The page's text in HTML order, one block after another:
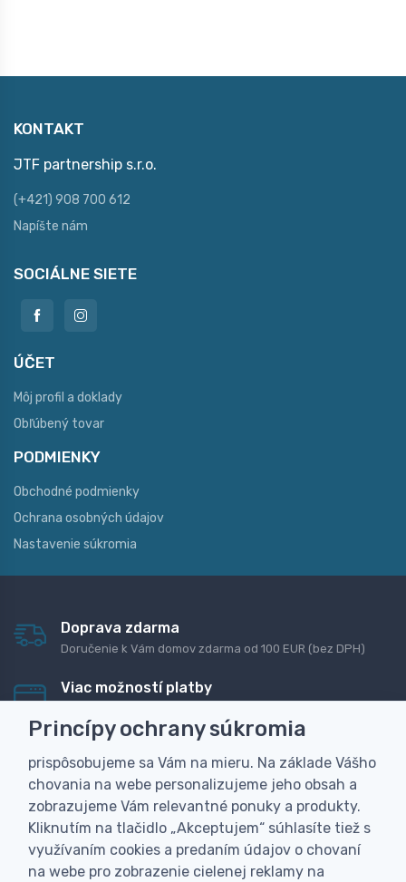
KONTAKT
JTF partnership s.r.o.
(+421) 908 700 612
Napíšte nám
SOCIÁLNE SIETE
ÚČET
Môj profil a doklady
Obľúbený tovar
PODMIENKY
Obchodné podmienky
Ochrana osobných údajov
Nastavenie súkromia
Doprava zdarma
Doručenie k Vám domov zdarma od 100 EUR (bez DPH)
Viac možností platby
dobierku
Personalizácia
Vyrobíme Vám vlastný originálny darček
Skúsenosť
Široký sortiment, z ktorého Vám pomôžeme vybrať
Princípy ochrany súkromia
prispôsobujeme sa Vám na mieru. Na základe Vášho
chovania na webe personalizujeme jeho obsah a
zobrazujeme Vám relevantné ponuky a produkty.
Kliknutím na tlačidlo „Akceptujem“ súhlasíte tiež s
využívaním cookies a predaním údajov o chovaní
na webe pro zobrazenie cielenej reklamy na